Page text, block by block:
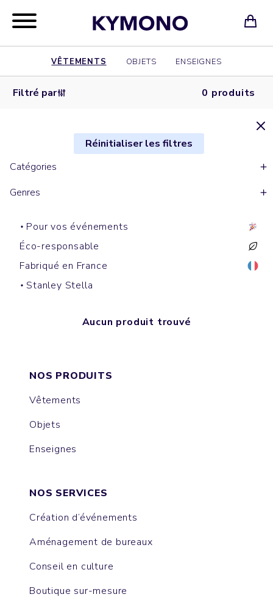
VÊTEMENTS OBJETS ENSEIGNES
Filtré par 0 produits
Réinitialiser les filtres
Catégories
Genres
Pour vos événements
Éco-responsable
Fabriqué en France
Stanley Stella
Aucun produit trouvé
NOS PRODUITS
Vêtements
Objets
Enseignes
NOS SERVICES
Création d’événements
Aménagement de bureaux
Conseil en culture
Boutique sur-mesure